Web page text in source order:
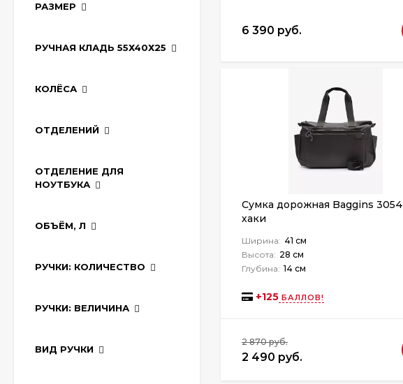
6 390 руб.
Сумка дорожная Baggins 3054
хаки
Ширина: 41 см
Высота: 28 см
Глубина: 14 см
+125 БАЛЛОВ!
2 870 руб.
2 490 руб.
РАЗМЕР
РУЧНАЯ КЛАДЬ 55Х40Х25
КОЛЁСА
ОТДЕЛЕНИЙ
ОТДЕЛЕНИЕ ДЛЯ
НОУТБУКА
ОБЪЁМ, Л
РУЧКИ: КОЛИЧЕСТВО
РУЧКИ: ВЕЛИЧИНА
ВИД РУЧКИ